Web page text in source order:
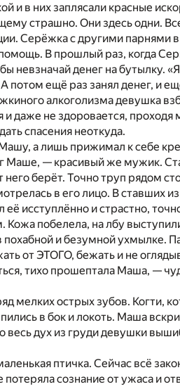
и в них заплясали красные
страшно. Они здесь одни.
Серёжка с другими парнями
В прошлый раз, когда
невзначай денег на бутылку.
потом ещё раз занял денег, и
алкоголизма девушка
и даже не здоровается,
спасения неоткуда.
а лишь прижимал к себе
Маше, — красивый же мужик.
берёт. Точно труп рядом
в его лицо. В ставших
исступлённо и страстно,
побелела, на лбу
и безумной ухмылке.
от ЭТОГО, бежать и не
тихо прошептала Маша, —
мелких острых зубов. Когти,
в бок и локоть. Маша
весь дух из груди девушки
птичка. Сейчас всё
сознание от ужаса и